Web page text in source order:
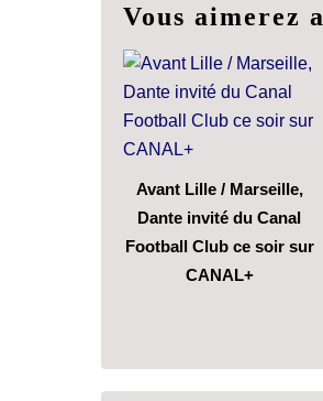
Vous aimerez
Avant Lille / Marseille,
Dante invité du Canal
Football Club ce soir sur
CANAL+